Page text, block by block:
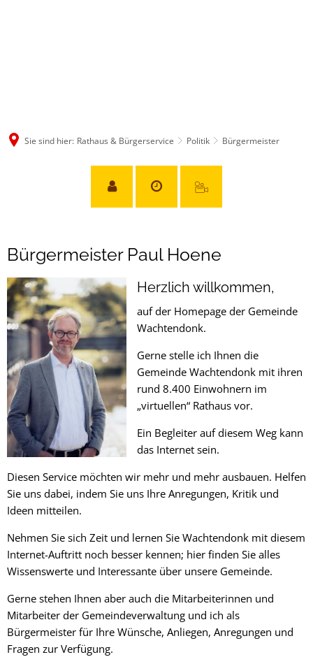
Sie sind hier: Rathaus & Bürgerservice Politik Bürgermeister
Bürgermeister
Bürgermeister Paul Hoene
Herzlich willkommen,
auf der Homepage der Gemeinde
Wachtendonk.
Gerne stelle ich Ihnen die
Gemeinde Wachtendonk mit ihren
rund 8.400 Einwohnern im
„virtuellen“ Rathaus vor.
Ein Begleiter auf diesem Weg kann
das Internet sein.
Diesen Service möchten wir mehr und mehr ausbauen. Helfen
Sie uns dabei, indem Sie uns Ihre Anregungen, Kritik und
Ideen mitteilen.
Nehmen Sie sich Zeit und lernen Sie Wachtendonk mit diesem
Internet-Auftritt noch besser kennen; hier finden Sie alles
Wissenswerte und Interessante über unsere Gemeinde.
Gerne stehen Ihnen aber auch die Mitarbeiterinnen und
Mitarbeiter der Gemeindeverwaltung und ich als
Bürgermeister für Ihre Wünsche, Anliegen, Anregungen und
Fragen zur Verfügung.